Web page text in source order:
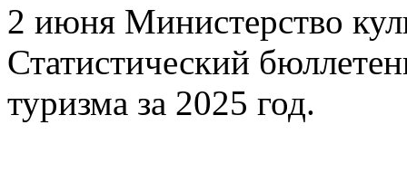
2 июня Министерство
Статистический
туризма за 2025 год.